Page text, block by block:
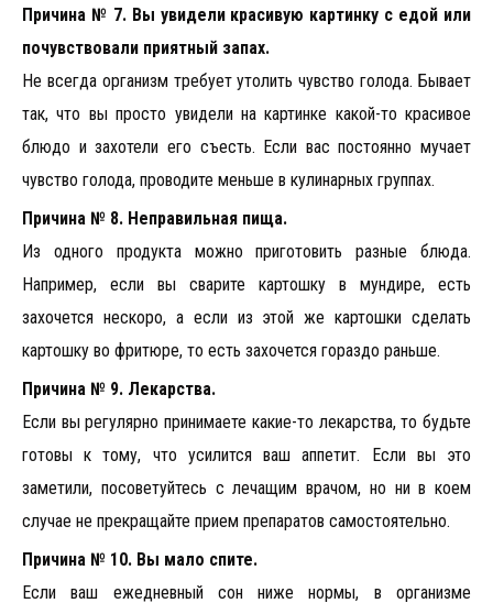
Причина № 7. Вы увидели красивую картинку с едой или
почувствовали приятный запах.
Не всегда организм требует утолить чувство голода. Бывает
так, что вы просто увидели на картинке какой-то красивое
блюдо и захотели его съесть. Если вас постоянно мучает
чувство голода, проводите меньше в кулинарных группах.
Причина № 8. Неправильная пища.
Из одного продукта можно приготовить разные блюда.
Например, если вы сварите картошку в мундире, есть
захочется нескоро, а если из этой же картошки сделать
картошку во фритюре, то есть захочется гораздо раньше.
Причина № 9. Лекарства.
Если вы регулярно принимаете какие-то лекарства, то будьте
готовы к тому, что усилится ваш аппетит. Если вы это
заметили, посоветуйтесь с лечащим врачом, но ни в коем
случае не прекращайте прием препаратов самостоятельно.
Причина № 10. Вы мало спите.
Если ваш ежедневный сон ниже нормы, в организме